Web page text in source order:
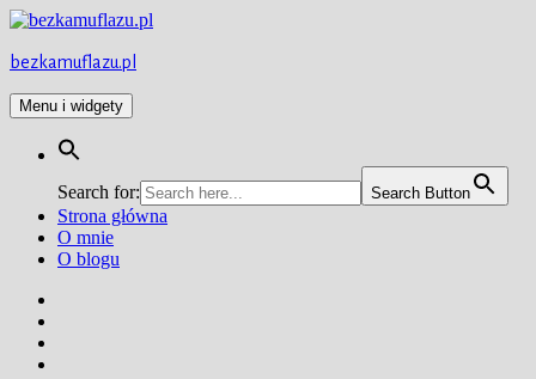
Przejdź
treści
bezkamuflazu.pl
Menu i widgety
Search for: Search Button
Strona główna
O mnie
O blogu